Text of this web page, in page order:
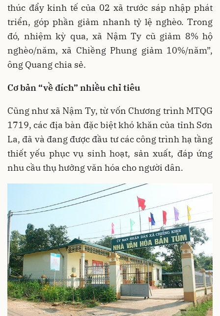
thúc đẩy kinh tế của 02 xã trước sáp nhập phát
triển, góp phần giảm nhanh tỷ lệ nghèo. Trong
đó, nhiệm kỳ qua, xã Nậm Ty cũ giảm 8% hộ
nghèo/năm, xã Chiềng Phung giảm 10%/năm”,
ông Quang chia sẻ.
Cơ bản “về đích” nhiều chỉ tiêu
Cũng như xã Nậm Ty, từ vốn Chương trình MTQG
1719, các địa bàn đặc biệt khó khăn của tỉnh Sơn
La, đã và đang được đầu tư các công trình hạ tầng
thiết yếu phục vụ sinh hoạt, sản xuất, đáp ứng
nhu cầu thụ hưởng văn hóa cho người dân.